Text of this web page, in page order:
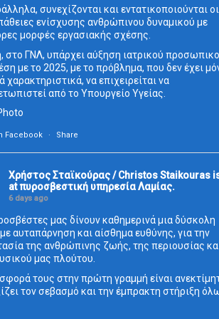
συνεχίζονται και εντατικοποιούνται οι
ενίσχυσης ανθρώπινου δυναμικού με
μορφές εργασιακής σχέσης.
στο ΓΝΛ, υπάρχει αύξηση ιατρικού
με το 2025, με το πρόβλημα, που δεν έχει
χαρακτηριστικά, να επιχειρείται να
από το Υπουργείο Υγείας.
Facebook · Share
Χρήστος Σταϊκούρας / Christos Staikouras
at πυροσβεστική υπηρεσία Λαμίας.
6 days ago
μας δίνουν καθημερινά μια δύσκολη
αυταπάρνηση και αίσθημα ευθύνης, για την
της ανθρώπινης ζωής, της περιουσίας
μας πλούτου.
τους στην πρώτη γραμμή είναι
τον σεβασμό και την έμπρακτη στήριξη